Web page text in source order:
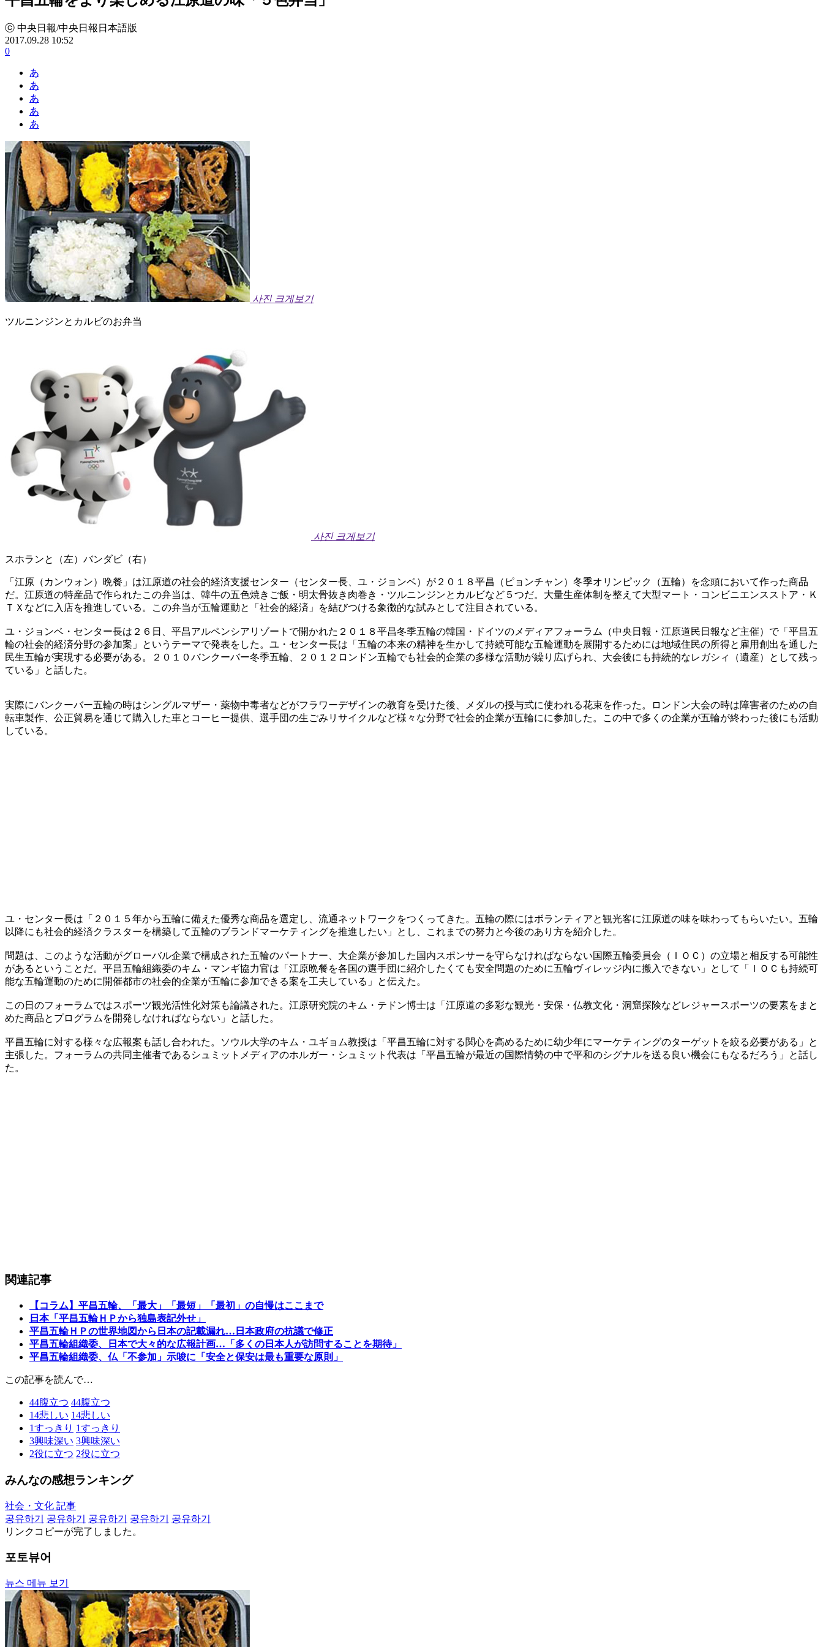
ⓒ 中央日報/中央日報日本語版
2017.09.28 10:52
0
あ
あ
あ
あ
あ
사진 크게보기
ツルニンジンとカルビのお弁当
사진 크게보기
スホランと（左）バンダビ（右）
「江原（カンウォン）晩餐」は江原道の社会的経済支援センター（センター長、ユ・ジョンベ）が２０１８平昌（ピョンチャン）冬季オリンピック（五輪）を念頭において作った商品
だ。江原道の特産品で作られたこの弁当は、韓牛の五色焼きご飯・明太骨抜き肉巻き・ツルニンジンとカルビなど５つだ。大量生産体制を整えて大型マート・コンビニエンスストア・Ｋ
ＴＸなどに入店を推進している。この弁当が五輪運動と「社会的経済」を結びつける象徴的な試みとして注目されている。
ユ・ジョンベ・センター長は２６日、平昌アルペンシアリゾートで開かれた２０１８平昌冬季五輪の韓国・ドイツのメディアフォーラム（中央日報・江原道民日報など主催）で「平昌五
輪の社会的経済分野の参加案」というテーマで発表をした。ユ・センター長は「五輪の本来の精神を生かして持続可能な五輪運動を展開するためには地域住民の所得と雇用創出を通した
民生五輪が実現する必要がある。２０１０バンクーバー冬季五輪、２０１２ロンドン五輪でも社会的企業の多様な活動が繰り広げられ、大会後にも持続的なレガシィ（遺産）として残っ
ている」と話した。
実際にバンクーバー五輪の時はシングルマザー・薬物中毒者などがフラワーデザインの教育を受けた後、メダルの授与式に使われる花束を作った。ロンドン大会の時は障害者のための自
転車製作、公正貿易を通じて購入した車とコーヒー提供、選手団の生ごみリサイクルなど様々な分野で社会的企業が五輪にに参加した。この中で多くの企業が五輪が終わった後にも活動
している。
ユ・センター長は「２０１５年から五輪に備えた優秀な商品を選定し、流通ネットワークをつくってきた。五輪の際にはボランティアと観光客に江原道の味を味わってもらいたい。五輪
以降にも社会的経済クラスターを構築して五輪のブランドマーケティングを推進したい」とし、これまでの努力と今後のあり方を紹介した。
問題は、このような活動がグローバル企業で構成された五輪のパートナー、大企業が参加した国内スポンサーを守らなければならない国際五輪委員会（ＩＯＣ）の立場と相反する可能性
があるということだ。平昌五輪組織委のキム・マンギ協力官は「江原晩餐を各国の選手団に紹介したくても安全問題のために五輪ヴィレッジ内に搬入できない」として「ＩＯＣも持続可
能な五輪運動のために開催都市の社会的企業が五輪に参加できる案を工夫している」と伝えた。
この日のフォーラムではスポーツ観光活性化対策も論議された。江原研究院のキム・テドン博士は「江原道の多彩な観光・安保・仏教文化・洞窟探険などレジャースポーツの要素をまと
めた商品とプログラムを開発しなければならない」と話した。
平昌五輪に対する様々な広報案も話し合われた。ソウル大学のキム・ユギョム教授は「平昌五輪に対する関心を高めるために幼少年にマーケティングのターゲットを絞る必要がある」と
主張した。フォーラムの共同主催者であるシュミットメディアのホルガー・シュミット代表は「平昌五輪が最近の国際情勢の中で平和のシグナルを送る良い機会にもなるだろう」と話し
た。
関連記事
【コラム】平昌五輪、「最大」「最短」「最初」の自慢はここまで
日本「平昌五輪ＨＰから独島表記外せ」
平昌五輪ＨＰの世界地図から日本の記載漏れ…日本政府の抗議で修正
平昌五輪組織委、日本で大々的な広報計画…「多くの日本人が訪問することを期待」
平昌五輪組織委、仏「不参加」示唆に「安全と保安は最も重要な原則」
この記事を読んで…
44腹立つ 44腹立つ
14悲しい 14悲しい
1すっきり 1すっきり
3興味深い 3興味深い
2役に立つ 2役に立つ
みんなの感想ランキング
社会・文化 記事
공유하기
공유하기 공유하기 공유하기
공유하기
リンクコピーが完了しました。
포토뷰어
뉴스 메뉴 보기